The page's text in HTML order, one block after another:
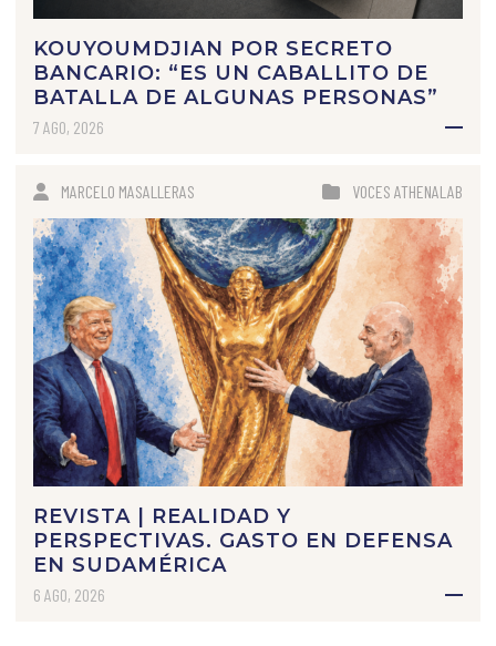
KOUYOUMDJIAN POR SECRETO
BANCARIO: “ES UN CABALLITO DE
BATALLA DE ALGUNAS PERSONAS”
7 AGO, 2026
MARCELO MASALLERAS VOCES ATHENALAB
REVISTA | REALIDAD Y
PERSPECTIVAS. GASTO EN DEFENSA
EN SUDAMÉRICA
6 AGO, 2026